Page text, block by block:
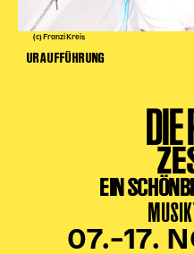
PÄDAGOGIK
Rund um den
Partnerklasse +
Schulabenteuernacht
Theaterklasse
(c) Franzi Kreis
URAUFFÜHRUNG
EIN
07.–17.